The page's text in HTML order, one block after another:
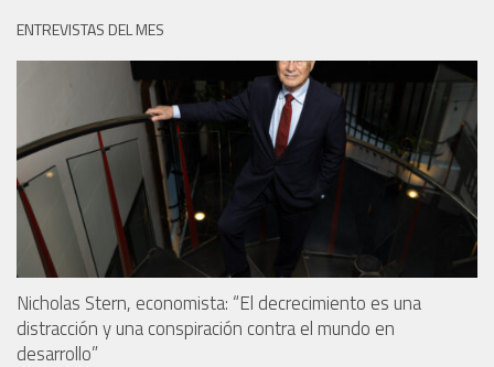
ENTREVISTAS DEL MES
Nicholas Stern, economista: “El decrecimiento es una
distracción y una conspiración contra el mundo en
desarrollo”